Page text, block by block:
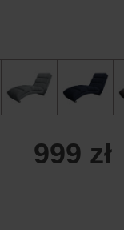
999 zł